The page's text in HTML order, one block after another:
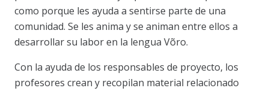
como porque les ayuda a sentirse parte de una
comunidad. Se les anima y se animan entre ellos a
desarrollar su labor en la lengua Võro.
Con la ayuda de los responsables de proyecto, los
profesores crean y recopilan material relacionado